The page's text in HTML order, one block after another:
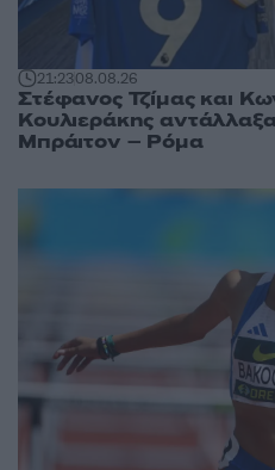
21:2308.08.26
Στέφανος Τζίμας και
Κουλιεράκης
Μπράιτον – Ρόμα